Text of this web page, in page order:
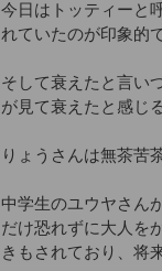
今日はトッティーと
れていたのが印象的
そして衰えたと言い
が見て衰えたと感じ
りょうさんは無茶苦
中学生のユウヤさん
だけ恐れずに大人を
きもされており、将